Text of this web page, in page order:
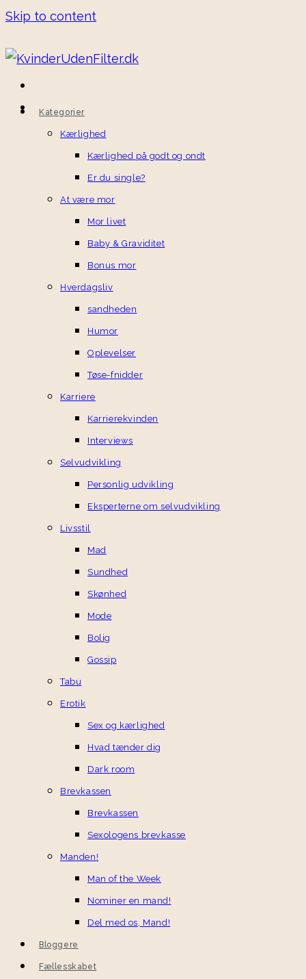
Skip to content
Kategorier
Kærlighed
Kærlighed på godt og ondt
Er du single?
At være mor
Mor livet
Baby & Graviditet
Bonus mor
Hverdagsliv
sandheden
Humor
Oplevelser
Tøse-fnidder
Karriere
Karrierekvinden
Interviews
Selvudvikling
Personlig udvikling
Eksperterne om selvudvikling
Livsstil
Mad
Sundhed
Skønhed
Mode
Bolig
Gossip
Tabu
Erotik
Sex og kærlighed
Hvad tænder dig
Dark room
Brevkassen
Brevkassen
Sexologens brevkasse
Manden!
Man of the Week
Nominer en mand!
Del med os, Mand!
Bloggere
Fællesskabet